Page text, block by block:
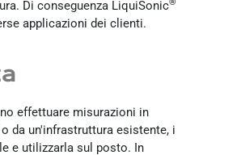
Di conseguenza LiquiSonic
applicazioni dei clienti.
effettuare misurazioni in
da un'infrastruttura esistente, i
e utilizzarla sul posto. In